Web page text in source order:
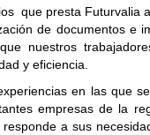
que presta Futurvalia
de documentos e
nuestros
y eficiencia.
en las que
empresas de la
a sus